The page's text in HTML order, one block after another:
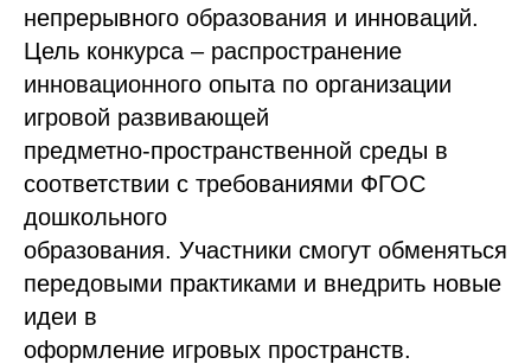
непрерывного образования и инноваций.
Цель конкурса – распространение
инновационного опыта по организации
игровой развивающей
предметно-пространственной среды в
соответствии с требованиями ФГОС
дошкольного
образования. Участники смогут обменяться
передовыми практиками и внедрить новые
идеи в
оформление игровых пространств.